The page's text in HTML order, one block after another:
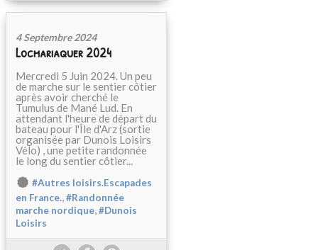
4 Septembre 2024
Locmariaquer 2024
Mercredi 5 Juin 2024. Un peu
de marche sur le sentier côtier
après avoir cherché le
Tumulus de Mané Lud. En
attendant l'heure de départ du
bateau pour l'Île d'Arz (sortie
organisée par Dunois Loisirs
Vélo) , une petite randonnée
le long du sentier côtier...
#Autres loisirs.Escapades
en France.,#Randonnée
marche nordique,#Dunois
Loisirs